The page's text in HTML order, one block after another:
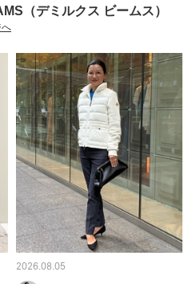
（デミルクス ビームス）
2026.08.05